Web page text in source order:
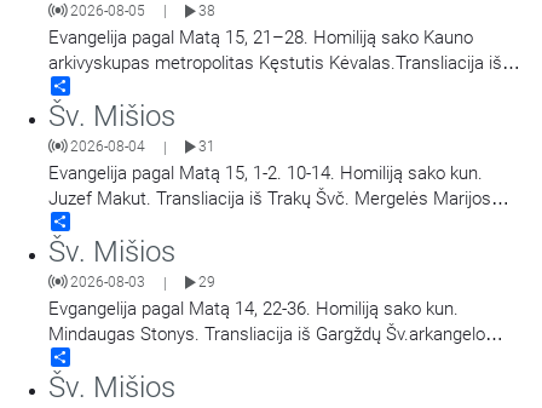
2026-08-05 38
Evangelija pagal Matą 15, 21–28. Homiliją sako Kauno
arkivyskupas metropolitas Kęstutis Kėvalas.Transliacija iš
Šiluvos Švč. Mergelės Marijos Gimimo bazilikos.
Šv. Mišios
2026-08-04 | 31
Evangelija pagal Matą 15, 1-2. 10-14. Homiliją sako kun.
Juzef Makut. Transliacija iš Trakų Švč. Mergelės Marijos
Apsilankymo bazilikos.
Šv. Mišios
2026-08-03 | 29
Evgangelija pagal Matą 14, 22-36. Homiliją sako kun.
Mindaugas Stonys. Transliacija iš Gargždų Šv.arkangelo
Mykolo bažnyčios.
Šv. Mišios